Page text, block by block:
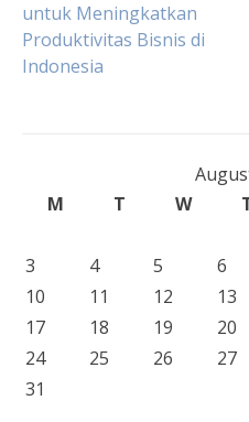
navigation
untuk Meningkatkan
Produktivitas Bisnis di
Indonesia
M
T W
3
4 5 6
10
11 12 13
17
18 19 20
24
25 26 27
31